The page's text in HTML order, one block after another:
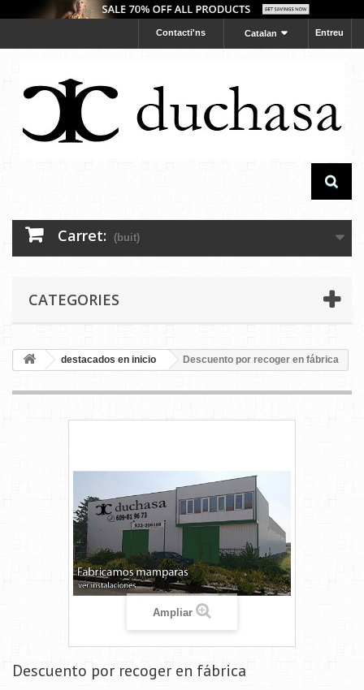
Entreu
Catalan
Contacti'ns
Carret: (buit)
CATEGORIES
destacados en inicio Descuento por recoger en fábrica
Ampliar
Descuento por recoger en fábrica